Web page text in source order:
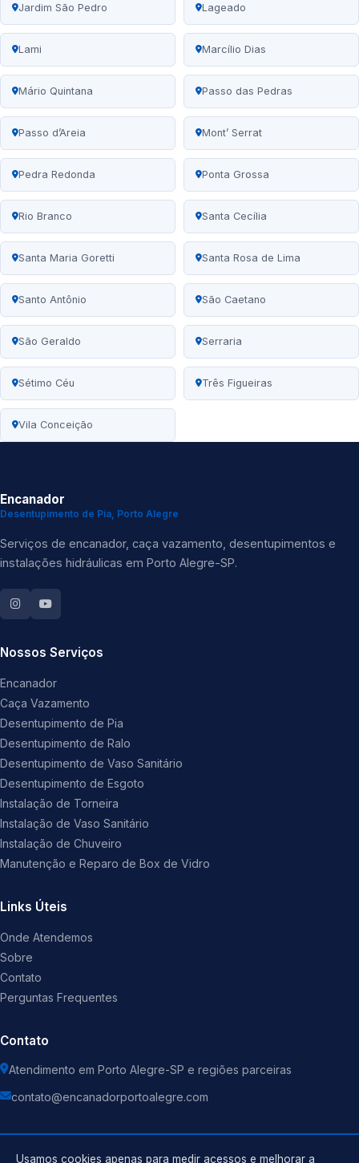
Jardim São Pedro Lageado
Lami Marcílio Dias
Mário Quintana Passo das Pedras
Passo d’Areia Mont’ Serrat
Pedra Redonda Ponta Grossa
Rio Branco Santa Cecília
Santa Maria Goretti Santa Rosa de Lima
Santo Antônio São Caetano
São Geraldo Serraria
Sétimo Céu Três Figueiras
Vila Conceição
Encanador
Desentupimento de Pia, Porto Alegre
Serviços de encanador, caça vazamento, desentupimentos e
instalações hidráulicas em Porto Alegre-SP.
Nossos Serviços
Encanador
Caça Vazamento
Desentupimento de Pia
Desentupimento de Ralo
Desentupimento de Vaso Sanitário
Desentupimento de Esgoto
Instalação de Torneira
Instalação de Vaso Sanitário
Instalação de Chuveiro
Manutenção e Reparo de Box de Vidro
Links Úteis
Onde Atendemos
Sobre
Contato
Perguntas Frequentes
Contato
Atendimento em Porto Alegre-SP e regiões parceiras
contato@encanadorportoalegre.com
Usamos cookies apenas para medir acessos e melhorar a